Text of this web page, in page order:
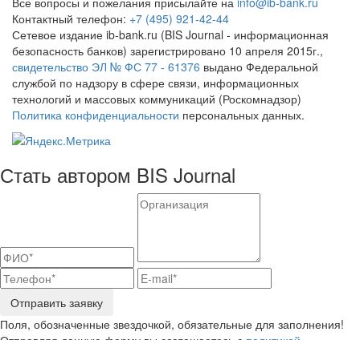
Контактный телефон: +7 (495) 921-42-44
Сетевое издание ib-bank.ru (BIS Journal - информационная
безопасность банков) зарегистрировано 10 апреля 2015г.,
свидетельство ЭЛ № ФС 77 - 61376 выдано Федеральной
службой по надзору в сфере связи, информационных
технологий и массовых коммуникаций (Роскомнадзор)
Политика конфиденциальности персональных данных.
Стать автором BIS Journal
Отправить заявку
Поля, обозначенные звездочкой, обязательные для заполнения!